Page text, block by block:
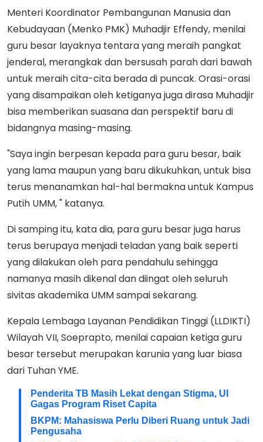
Menteri Koordinator Pembangunan Manusia dan
Kebudayaan (Menko PMK) Muhadjir Effendy, menilai
guru besar layaknya tentara yang meraih pangkat
jenderal, merangkak dan bersusah parah dari bawah
untuk meraih cita-cita berada di puncak. Orasi-orasi
yang disampaikan oleh ketiganya juga dirasa Muhadjir
bisa memberikan suasana dan perspektif baru di
bidangnya masing-masing.
"Saya ingin berpesan kepada para guru besar, baik
yang lama maupun yang baru dikukuhkan, untuk bisa
terus menanamkan hal-hal bermakna untuk Kampus
Putih UMM, " katanya.
Di samping itu, kata dia, para guru besar juga harus
terus berupaya menjadi teladan yang baik seperti
yang dilakukan oleh para pendahulu sehingga
namanya masih dikenal dan diingat oleh seluruh
sivitas akademika UMM sampai sekarang.
Kepala Lembaga Layanan Pendidikan Tinggi (LLDIKTI)
Wilayah VII, Soeprapto, menilai capaian ketiga guru
besar tersebut merupakan karunia yang luar biasa
dari Tuhan YME.
Penderita TB Masih Lekat dengan Stigma, UI
Gagas Program Riset Capita
BKPM: Mahasiswa Perlu Diberi Ruang untuk Jadi
Pengusaha